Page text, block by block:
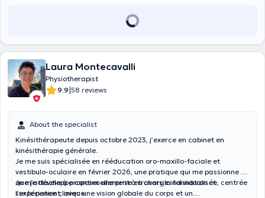
Laura Montecavalli
Physiotherapist
9.9|58 reviews
About the specialist
Kinésithérapeute depuis octobre 2023, j’exerce en cabinet en
kinésithérapie générale.
Je me suis spécialisée en rééducation oro-maxillo-faciale et
vestibulo-oculaire en février 2026, une pratique qui me passionne et
que je développe continuellement à travers la formation et
l’expérience clinique.
Je m’attache à proposer une prise en charge individualisée, centrée
sur le patient, avec une vision globale du corps et un